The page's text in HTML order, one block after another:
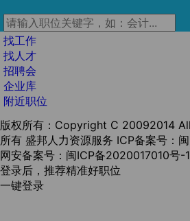
找工作
找人才
招聘会
企业库
附近职位
版权所有：Copyright C 20092014
所有 盛邦人力资源服务 ICP备案号：
网安备案号：闽ICP备2020017010号-1
登录后，推荐精准好职位
一键登录